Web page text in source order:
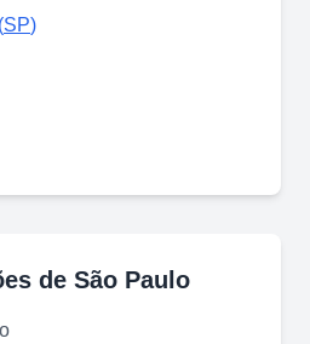
(SP)
de São Paulo